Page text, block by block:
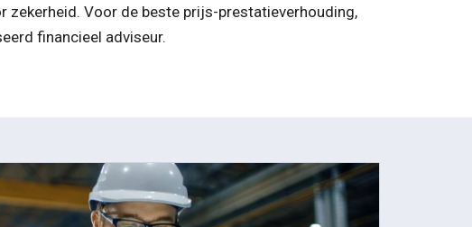
zekerheid. Voor de beste prijs-prestatieverhouding,
financieel adviseur.